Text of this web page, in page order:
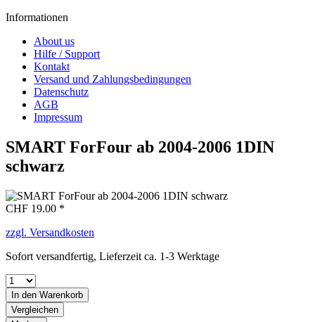
Informationen
About us
Hilfe / Support
Kontakt
Versand und Zahlungsbedingungen
Datenschutz
AGB
Impressum
SMART ForFour ab 2004-2006 1DIN
schwarz
CHF 19.00 *
zzgl. Versandkosten
Sofort versandfertig, Lieferzeit ca. 1-3 Werktage
In den Warenkorb
Vergleichen